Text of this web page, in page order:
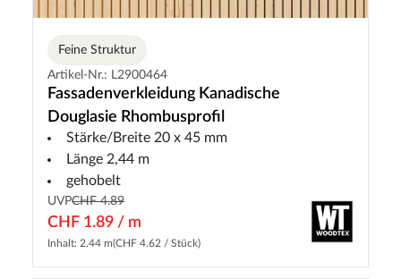
Feine Struktur
Artikel-Nr.: L2900464
Fassadenverkleidung Kanadische
Douglasie Rhombusprofil
Stärke/Breite 20 x 45 mm
Länge 2,44 m
gehobelt
UVPCHF 4.89
CHF 1.89 / m
Inhalt: 2.44 m(CHF 4.62 / Stück)